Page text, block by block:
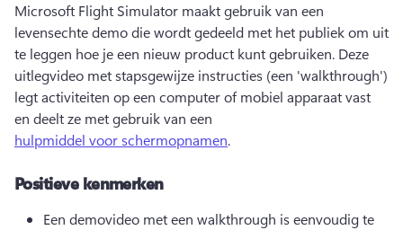
Microsoft Flight Simulator maakt gebruik van een
levensechte demo die wordt gedeeld met het publiek om uit
te leggen hoe je een nieuw product kunt gebruiken. Deze
uitlegvideo met stapsgewijze instructies (een 'walkthrough')
legt activiteiten op een computer of mobiel apparaat vast
en deelt ze met gebruik van een
hulpmiddel voor schermopnamen.
Positieve kenmerken
Een demovideo met een walkthrough is eenvoudig te